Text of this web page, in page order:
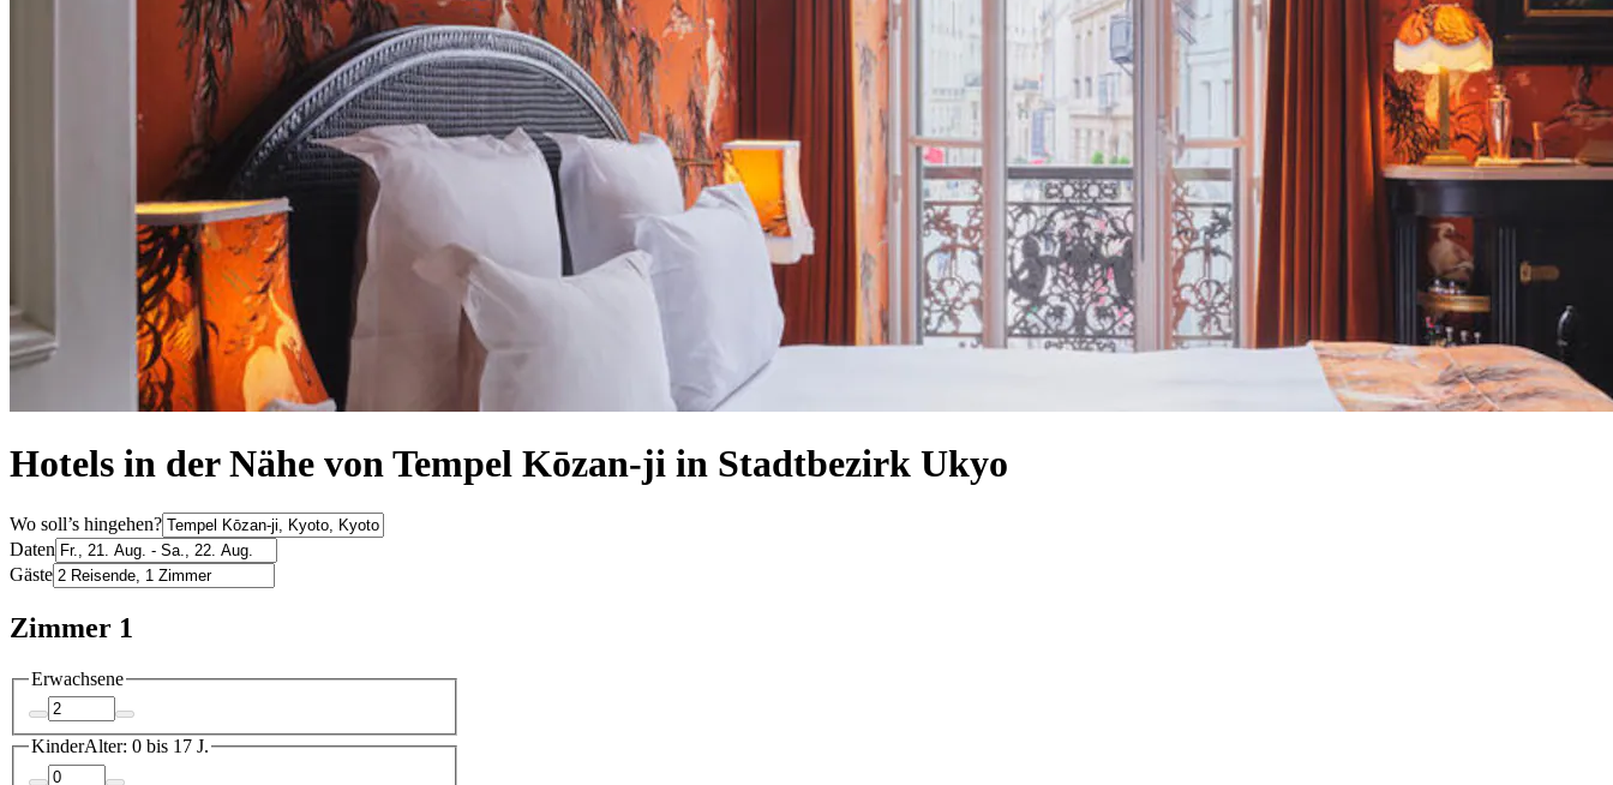
Hotels in der Nähe von Tempel Kōzan-ji in Stadtbezirk Ukyo
Wo soll’s hingehen?
Daten
Gäste
Zimmer 1
Erwachsene
KinderAlter: 0 bis 17 J.